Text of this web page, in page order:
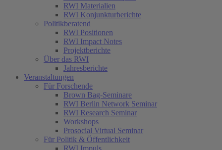
RWI Materialien
RWI Konjunkturberichte
Politikberatend
RWI Positionen
RWI Impact Notes
Projektberichte
Über das RWI
Jahresberichte
Veranstaltungen
Für Forschende
Brown Bag-Seminare
RWI Berlin Network Seminar
RWI Research Seminar
Workshops
Prosocial Virtual Seminar
Für Politik & Öffentlichkeit
RWI Impuls